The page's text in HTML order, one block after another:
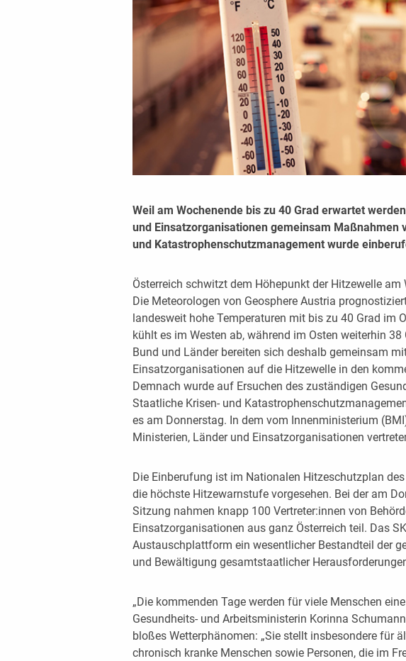
Weil am Wochenende bis zu 40 Grad erwartet
und Einsatzorganisationen gemeinsam Maßnahmen
und Katastrophenschutzmanagement wurde
Österreich schwitzt dem Höhepunkt der Hitzewelle am
Die Meteorologen von Geosphere Austria
landesweit hohe Temperaturen mit bis zu 40 Grad im
kühlt es im Westen ab, während im Osten weiterhin 38
Bund und Länder bereiten sich deshalb gemeinsam
Einsatzorganisationen auf die Hitzewelle in den
Demnach wurde auf Ersuchen des zuständigen
Staatliche Krisen- und
es am Donnerstag. In dem vom Innenministerium
Ministerien, Länder und Einsatzorganisationen
Die Einberufung ist im Nationalen Hitzeschutzplan
die höchste Hitzewarnstufe vorgesehen. Bei der am
Sitzung nahmen knapp 100 Vertreter:innen von
Einsatzorganisationen aus ganz Österreich teil. Das
Austauschplattform ein wesentlicher Bestandteil der
und Bewältigung gesamtstaatlicher
„Die kommenden Tage werden für viele Menschen
Gesundheits- und Arbeitsministerin Korinna
bloßes Wetterphänomen: „Sie stellt insbesondere für
chronisch kranke Menschen sowie Personen, die im